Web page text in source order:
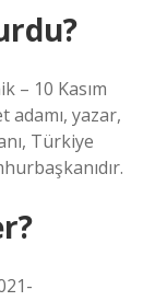
– 10 Kasım
adamı, yazar,
Türkiye